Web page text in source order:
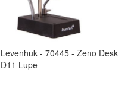
Levenhuk - 70445 - Zeno Desk
D11 Lupe